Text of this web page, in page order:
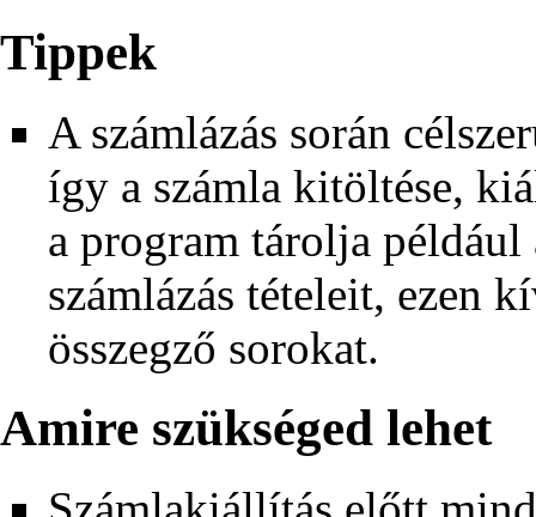
Tippek
A számlázás során
így a számla kitöltése,
a program tárolja például
számlázás tételeit, ezen
összegző sorokat.
Amire szükséged lehet